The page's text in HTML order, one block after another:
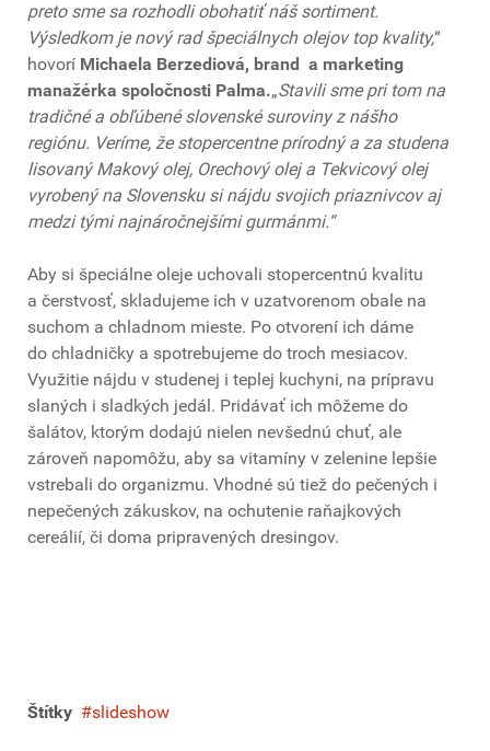
preto sme sa rozhodli obohatiť náš sortiment.
Výsledkom je nový rad špeciálnych olejov top kvality,“
hovorí Michaela Berzediová, brand a marketing
manažérka spoločnosti Palma.„Stavili sme pri tom na
tradičné a obľúbené slovenské suroviny z nášho
regiónu. Veríme, že stopercentne prírodný a za studena
lisovaný Makový olej, Orechový olej a Tekvicový olej
vyrobený na Slovensku si nájdu svojich priaznivcov aj
medzi tými najnáročnejšími gurmánmi.“
Aby si špeciálne oleje uchovali stopercentnú kvalitu
a čerstvosť, skladujeme ich v uzatvorenom obale na
suchom a chladnom mieste. Po otvorení ich dáme
do chladničky a spotrebujeme do troch mesiacov.
Využitie nájdu v studenej i teplej kuchyni, na prípravu
slaných i sladkých jedál. Pridávať ich môžeme do
šalátov, ktorým dodajú nielen nevšednú chuť, ale
zároveň napomôžu, aby sa vitamíny v zelenine lepšie
vstrebali do organizmu. Vhodné sú tiež do pečených i
nepečených zákuskov, na ochutenie raňajkových
cereálií, či doma pripravených dresingov.
Štítky slideshow